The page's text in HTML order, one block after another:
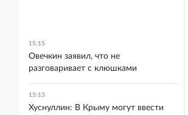
15:15
Овечкин заявил, что не
разговаривает с клюшками
15:13
Хуснуллин: В Крыму могут ввести